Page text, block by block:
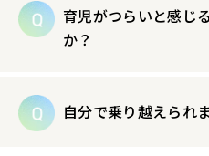
育児がつらいと感じ
か？
自分で乗り越えられ